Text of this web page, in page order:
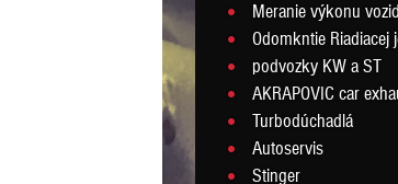
Meranie výkonu
Odomkntie Riadiacej
podvozky KW a ST
AKRAPOVIC car
Turbodúchadlá
Autoservis
Stinger